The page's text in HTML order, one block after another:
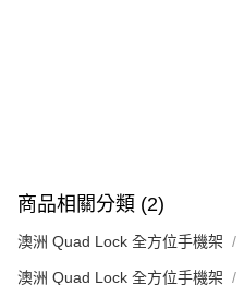
商品相關分類 (2)
澳洲 Quad Lock 全方位手機架
澳洲 Quad Lock 全方位手機架